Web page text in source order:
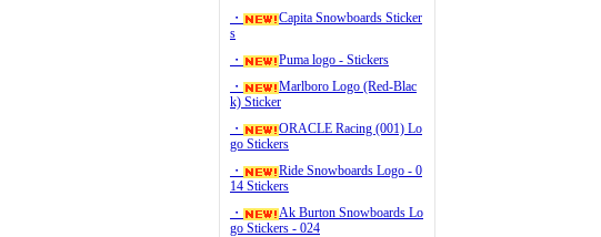
・
Capita Snowboards Sticker
s
・
Puma logo - Stickers
・
Marlboro Logo (Red-Blac
k) Sticker
・
ORACLE Racing (001) Lo
go Stickers
・
Ride Snowboards Logo - 0
14 Stickers
・
Ak Burton Snowboards Lo
go Stickers - 024